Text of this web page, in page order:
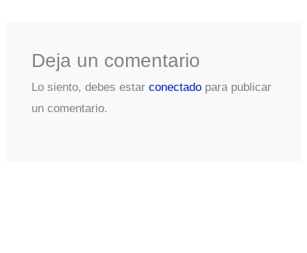
Deja un comentario
Lo siento, debes estar conectadopara publicar
un comentario.